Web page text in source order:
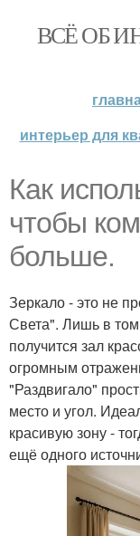
ВСЁ ОБ
интерьер для
Как
чтобы
больше.
Зеркало - это не
Света". Лишь в том
получится зал
огромным
"Раздвигало"
место и угол.
красивую зону -
ещё одного